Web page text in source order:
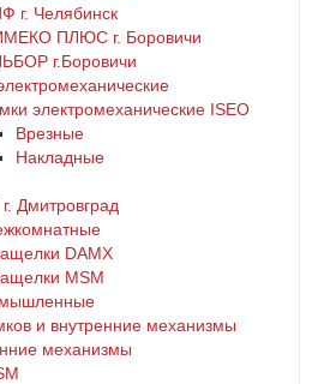
г. Челябинск
ПЛЮС г. Боровичи
г.Боровичи
электромеханические ISEO
Врезные
Накладные
Дмитровград
DAMX
MSM
и внутренние механизмы
механизмы